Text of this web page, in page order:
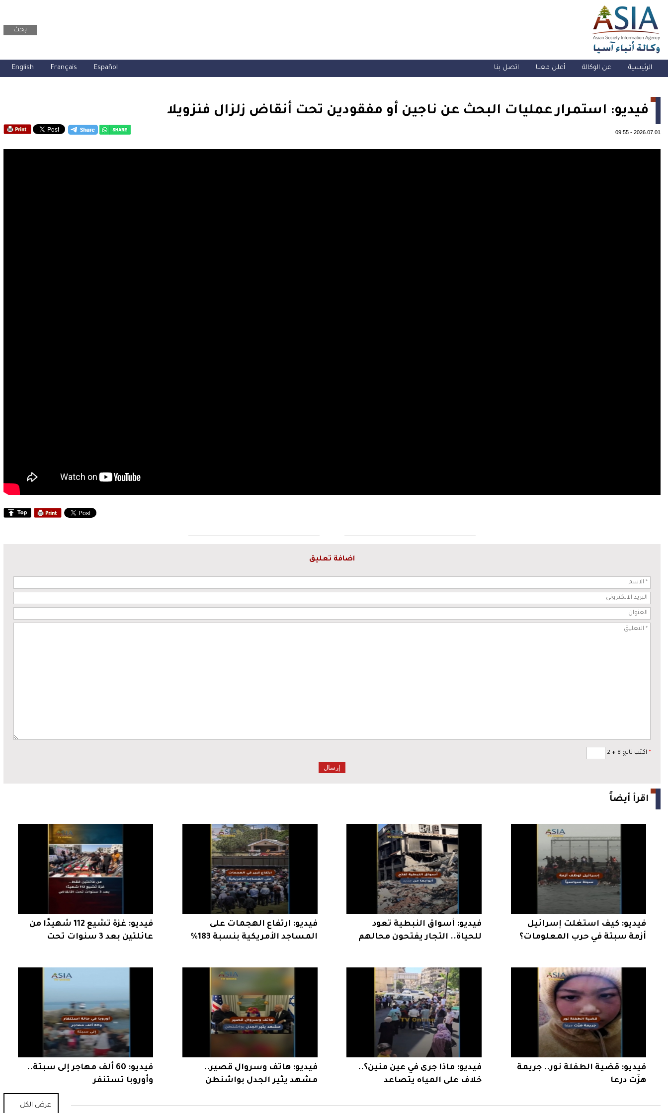
بحث
الرئيسية عن الوكالة أعلن معنا اتصل بنا English Français Español
فيديو: استمرار عمليات البحث عن ناجين أو مفقودين تحت أنقاض زلزال فنزويلا
2026.07.01
-
09:55
اضافة تعليق
* اكتب ناتج 8 +
اقرأ أيضاً
فيديو: كيف استغلت إسرائيل
أزمة سبتة في حرب المعلومات؟
فيديو: أسواق النبطية تعود
للحياة.. التجار يفتحون محالهم
فيديو: ارتفاع الهجمات على
المساجد الأمريكية بنسبة 183%
فيديو: غزة تشيع 112 شهيدًا من
عائلتين بعد 3 سنوات تحت
فيديو: قضية الطفلة نور.. جريمة
هزّت درعا
فيديو: ماذا جرى في عين منين؟..
خلاف على المياه يتصاعد
فيديو: هاتف وسروال قصير..
مشهد يثير الجدل بواشنطن
فيديو: 60 ألف مهاجر إلى سبتة..
وأوروبا تستنفر
عرض الكل